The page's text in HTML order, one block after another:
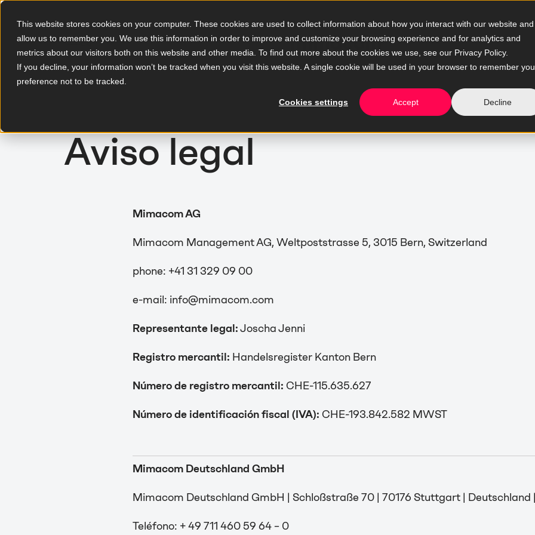
This website stores cookies on your computer. These cookies are used to collect information about how you interact with our website and
allow us to remember you. We use this information in order to improve and customize your browsing experience and for analytics and
metrics about our visitors both on this website and other media. To find out more about the cookies we use, see our Privacy Policy.
If you decline, your information won’t be tracked when you visit this website. A single cookie will be used in your browser to remember
preference not to be tracked.
Cookies settings Accept Decline
ES
Aviso legal
Mimacom AG
Mimacom Management AG, Weltpoststrasse 5, 3015 Bern, Switzerland
phone: +41 31 329 09 00
e-mail: info@mimacom.com
Representante legal:Joscha Jenni
Registro mercantil: Handelsregister Kanton Bern
Número de registro mercantil: CHE-115.635.627
Número de identificación fiscal (IVA): CHE-193.842.582 MWST
Mimacom Deutschland GmbH
Mimacom Deutschland GmbH | Schloßstraße 70 | 70176 Stuttgart | Deutschland
Teléfono: + 49 711 460 59 64 – 0